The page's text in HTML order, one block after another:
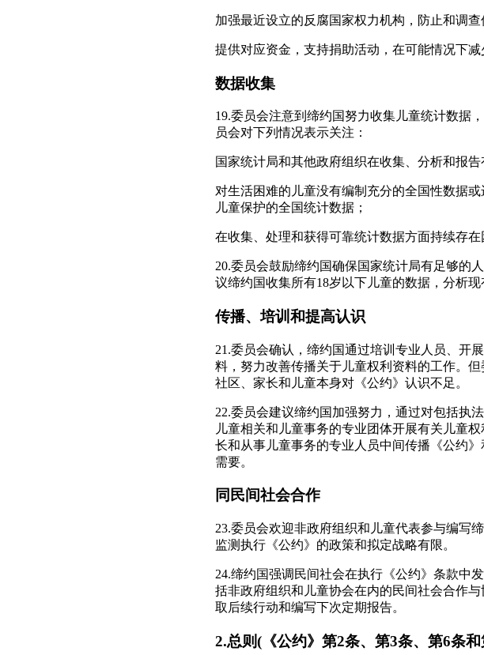
加强最近设立的反腐国家权力机构，防止和调查
提供对应资金，支持捐助活动，在可能情况下减
数据收集
19.委员会注意到缔约国努力收集儿童统计数据
员会对下列情况表示关注：
国家统计局和其他政府组织在收集、分析和报
对生活困难的儿童没有编制充分的全国性数据
儿童保护的全国统计数据；
在收集、处理和获得可靠统计数据方面持续存在
20.委员会鼓励缔约国确保国家统计局有足够的
议缔约国收集所有18岁以下儿童的数据，分析
传播、培训和提高认识
21.委员会确认，缔约国通过培训专业人员、开
料，努力改善传播关于儿童权利资料的工作。
社区、家长和儿童本身对《公约》认识不足。
22.委员会建议缔约国加强努力，通过对包括执
儿童相关和儿童事务的专业团体开展有关儿童
长和从事儿童事务的专业人员中间传播《公约
需要。
同民间社会合作
23.委员会欢迎非政府组织和儿童代表参与编写
监测执行《公约》的政策和拟定战略有限。
24.缔约国强调民间社会在执行《公约》条款中
括非政府组织和儿童协会在内的民间社会合作
取后续行动和编写下次定期报告。
2.总则(《公约》第2条、第3条、第6条